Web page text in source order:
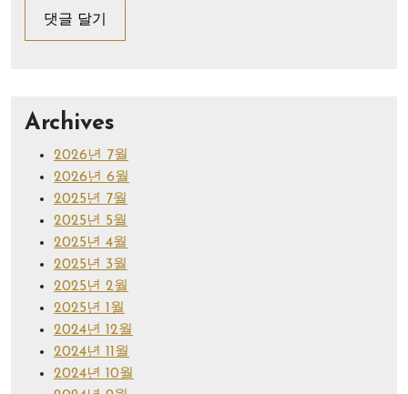
Archives
2026년 7월
2026년 6월
2025년 7월
2025년 5월
2025년 4월
2025년 3월
2025년 2월
2025년 1월
2024년 12월
2024년 11월
2024년 10월